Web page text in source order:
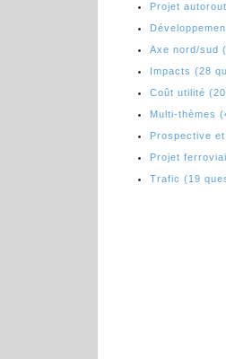
Projet
Axe nord/sud
Impacts (28
Coût utilité
Multi-thèmes
Prospective
Projet
Trafic (19